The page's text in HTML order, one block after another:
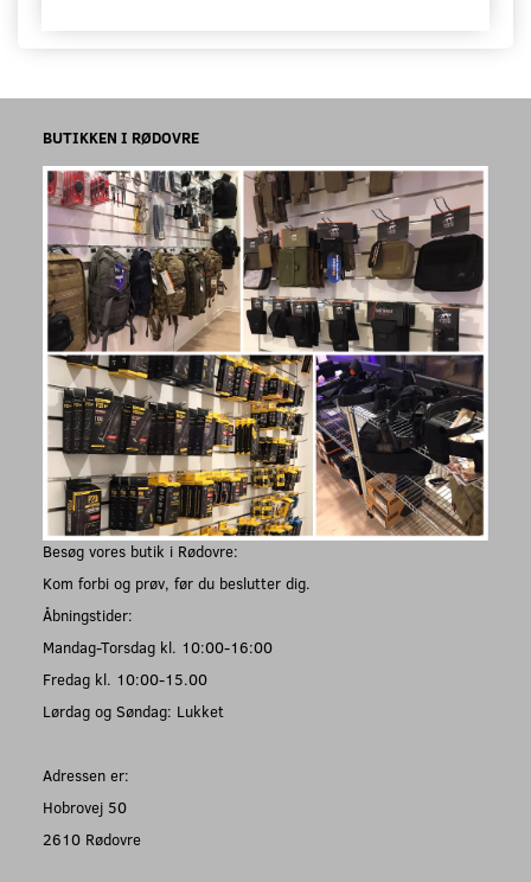
BUTIKKEN I RØDOVRE
Besøg vores butik i Rødovre:
Kom forbi og prøv, før du beslutter dig.
Åbningstider:
Mandag-Torsdag kl. 10:00-16:00
Fredag kl. 10:00-15.00
Lørdag og Søndag: Lukket
Adressen er:
Hobrovej 50
2610 Rødovre